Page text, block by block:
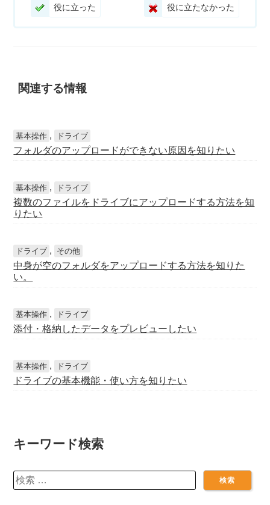
役に立たなかった
役に立った
関連する情報
基本操作 , ドライブ
フォルダのアップロードができない原因を知りたい
基本操作 , ドライブ
複数のファイルをドライブにアップロードする方法を知
りたい
ドライブ , その他
中身が空のフォルダをアップロードする方法を知りた
い。
基本操作 , ドライブ
添付・格納したデータをプレビューしたい
基本操作 , ドライブ
ドライブの基本機能・使い方を知りたい
キーワード検索
検
索: